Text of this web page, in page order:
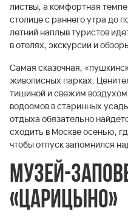
листвы, а комфортная
столице с раннего утра до
летний наплыв туристов
в отелях, экскурсии и
Самая сказочная,
живописных парках.
тишиной и свежим
водоемов в старинных
отдыха обязательно
сходить в Москве осенью,
чтобы отпуск запомнился
Музей-
«Царицыно»